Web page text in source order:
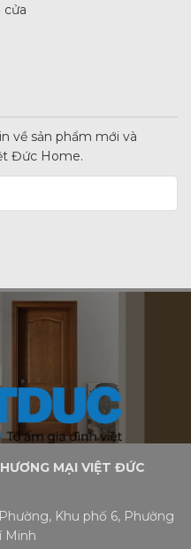
cửa
về sản phẩm mới và
Đức Home.
MẠI VIỆT ĐỨC
Khu phố 6, Phường
Minh